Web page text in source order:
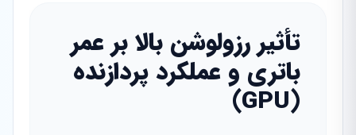
تأثیر رزولوشن بالا بر عمر
باتری و عملکرد پردازنده
(GPU)